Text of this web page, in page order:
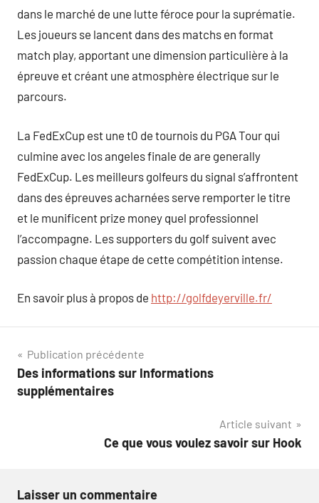
dans le marché de une lutte féroce pour la suprématie.
Les joueurs se lancent dans des matchs en format
match play, apportant une dimension particulière à la
épreuve et créant une atmosphère électrique sur le
parcours.
La FedExCup est une t0 de tournois du PGA Tour qui
culmine avec los angeles finale de are generally
FedExCup. Les meilleurs golfeurs du signal s’affrontent
dans des épreuves acharnées serve remporter le titre
et le munificent prize money quel professionnel
l’accompagne. Les supporters du golf suivent avec
passion chaque étape de cette compétition intense.
En savoir plus à propos de http://golfdeyerville.fr/
Navigation
de
Publication précédente
Des informations sur Informations
supplémentaires
Article suivant
Ce que vous voulez savoir sur Hook
Laisser un commentaire